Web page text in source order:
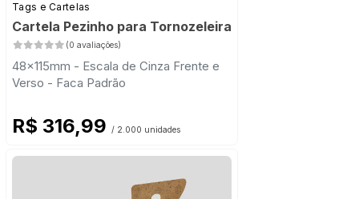
Tags e Cartelas
Cartela Pezinho para Tornozeleira
(0 avaliações)
48x115mm - Escala de Cinza Frente e
Verso - Faca Padrão
R$ 316,99 / 2.000 unidades